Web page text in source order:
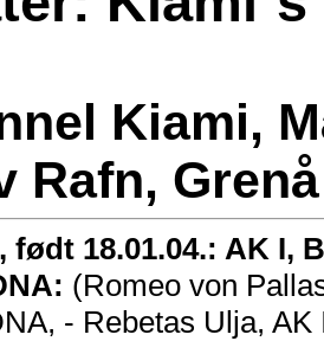
Kiami,
Rafn, Grenå
født 18.01.04.: AK I,
(Romeo von
- Rebetas Ulja,